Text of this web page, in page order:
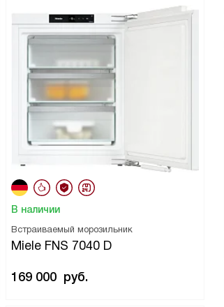
Встраиваемый морозильник
Miele FNS 7040 D
В наличии
169 000 руб.